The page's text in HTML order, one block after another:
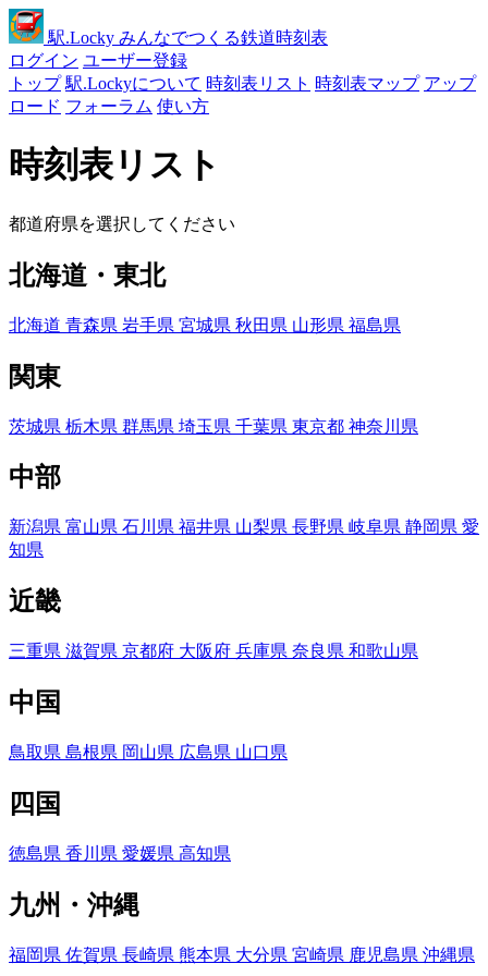
駅.Locky みんなでつくる鉄道時刻表
ログイン ユーザー登録
トップ 駅.Lockyについて 時刻表リスト 時刻表マップ アップ
ロード フォーラム 使い方
時刻表リスト
都道府県を選択してください
北海道・東北
北海道 青森県 岩手県 宮城県 秋田県 山形県 福島県
関東
茨城県 栃木県 群馬県 埼玉県 千葉県 東京都 神奈川県
中部
新潟県 富山県 石川県 福井県 山梨県 長野県 岐阜県 静岡県 愛
知県
近畿
三重県 滋賀県 京都府 大阪府 兵庫県 奈良県 和歌山県
中国
鳥取県 島根県 岡山県 広島県 山口県
四国
徳島県 香川県 愛媛県 高知県
九州・沖縄
福岡県 佐賀県 長崎県 熊本県 大分県 宮崎県 鹿児島県 沖縄県